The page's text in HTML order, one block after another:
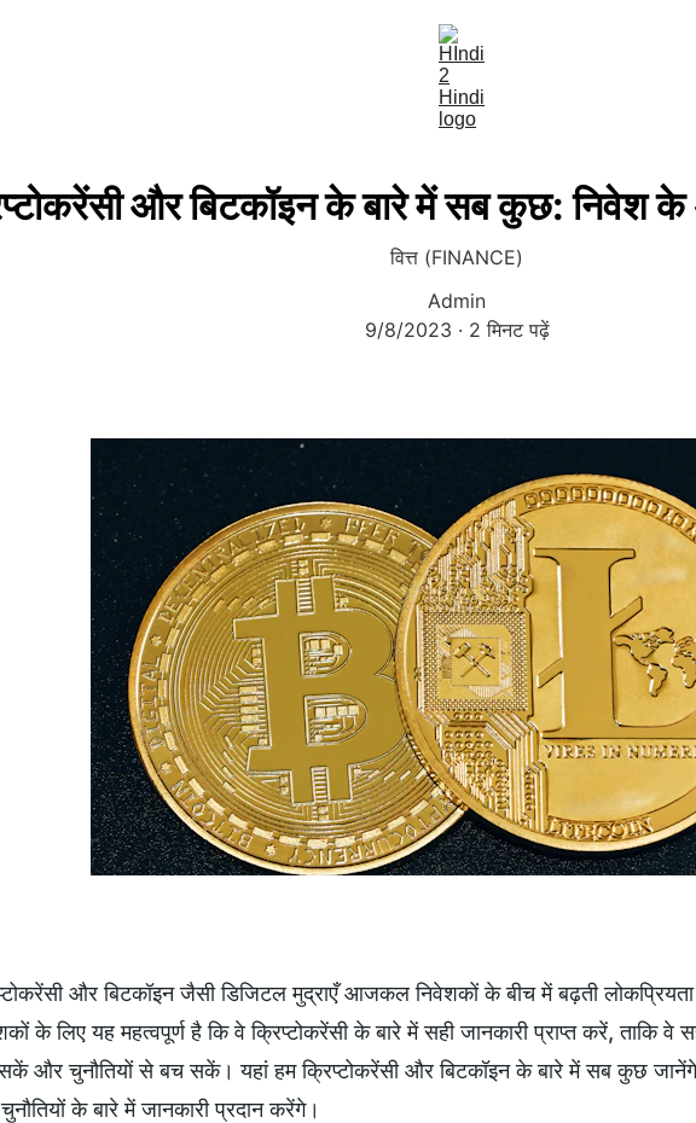
और बिटकॉइन के बारे में सब कुछ: निवेश
वित्त (FINANCE)
Admin
9/8/2023
2 मिनट पढ़ें
और बिटकॉइन जैसी डिजिटल मुद्राएँ आजकल निवेशकों के बीच में बढ़ती
के लिए यह महत्वपूर्ण है कि वे क्रिप्टोकरेंसी के बारे में सही जानकारी प्राप्त करें, ताकि
और चुनौतियों से बच सकें। यहां हम क्रिप्टोकरेंसी और बिटकॉइन के बारे में सब कुछ
के बारे में जानकारी प्रदान करेंगे।